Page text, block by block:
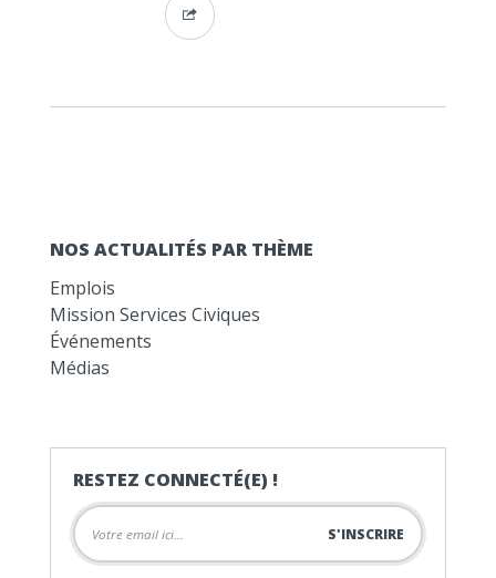
NOS ACTUALITÉS PAR THÈME
Emplois
Mission Services Civiques
Événements
Médias
RESTEZ CONNECTÉ(E) !